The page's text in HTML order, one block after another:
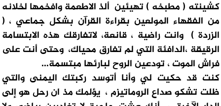
كشينته ( مطبخه ) تهيئين ألذ الاطعمة وافخمها لخلانه
من الفقهاء المولعين بقراءة القرآن بشكل جماعي ، (
الزردة ) وانت راضية ، قانعة، لاتفارقك هذه الابتسامة
الرقيقة ،الدافئة التي لم تفارق محياك، وحتى أنت على
فراش الموت ، تودعين الروح لبارئها مبتسمة…
كنت قد حكيت لي وأنا أتوسد ركبتك اليمنى والتي
ظلت تشكو صداع الروماتيزم ، يؤلمك مذ ان رحل هو إلى